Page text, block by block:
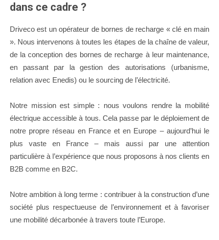
dans ce cadre ?
Driveco est un opérateur de bornes de recharge « clé en main
». Nous intervenons à toutes les étapes de la chaîne de valeur,
de la conception des bornes de recharge à leur maintenance,
en passant par la gestion des autorisations (urbanisme,
relation avec Enedis) ou le sourcing de l’électricité.
Notre mission est simple : nous voulons rendre la mobilité
électrique accessible à tous. Cela passe par le déploiement de
notre propre réseau en France et en Europe – aujourd’hui le
plus vaste en France – mais aussi par une attention
particulière à l’expérience que nous proposons à nos clients en
B2B comme en B2C.
Notre ambition à long terme : contribuer à la construction d’une
société plus respectueuse de l’environnement et à favoriser
une mobilité décarbonée à travers toute l’Europe.